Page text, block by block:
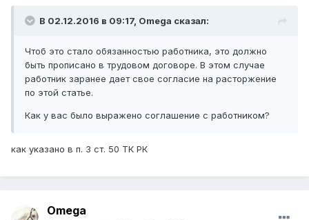
В 02.12.2016 в 09:17, Omega сказал:
Чтоб это стало обязанностью работника, это должно
быть прописано в трудовом договоре. В этом случае
работник заранее дает свое согласие на расторжение
по этой статье.
Как у вас было выражено соглашение с работником?
как указано в п. 3 ст. 50 ТК РК
Omega